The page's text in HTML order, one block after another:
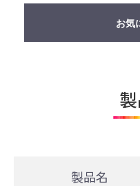
お気
製品名